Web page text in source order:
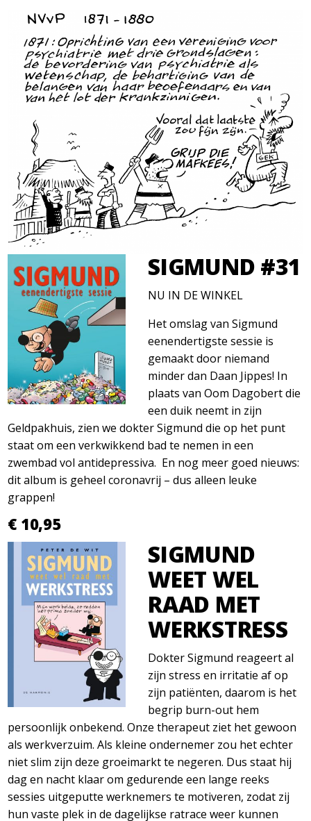
SIGMUND #31
NU IN DE WINKEL
Het omslag van Sigmund
eenendertigste sessie is
gemaakt door niemand
minder dan Daan Jippes! In
plaats van Oom Dagobert die
een duik neemt in zijn
Geldpakhuis, zien we dokter Sigmund die op het punt
staat om een verkwikkend bad te nemen in een
zwembad vol antidepressiva. En nog meer goed nieuws:
dit album is geheel coronavrij – dus alleen leuke
grappen!
€ 10,95
SIGMUND
WEET WEL
RAAD MET
WERKSTRESS
Dokter Sigmund reageert al
zijn stress en irritatie af op
zijn patiënten, daarom is het
begrip burn-out hem
persoonlijk onbekend. Onze therapeut ziet het gewoon
als werkverzuim. Als kleine ondernemer zou het echter
niet slim zijn deze groeimarkt te negeren. Dus staat hij
dag en nacht klaar om gedurende een lange reeks
sessies uitgeputte werknemers te motiveren, zodat zij
hun vaste plek in de dagelijkse ratrace weer kunnen